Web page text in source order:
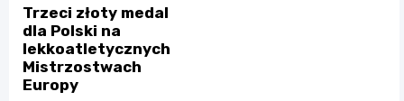
Trzeci złoty medal
dla Polski na
lekkoatletycznych
Mistrzostwach
Europy